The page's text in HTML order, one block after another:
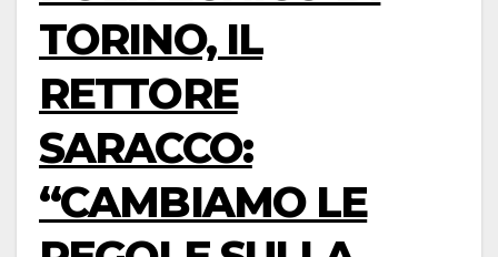
TORINO, IL
RETTORE
SARACCO:
“CAMBIAMO LE